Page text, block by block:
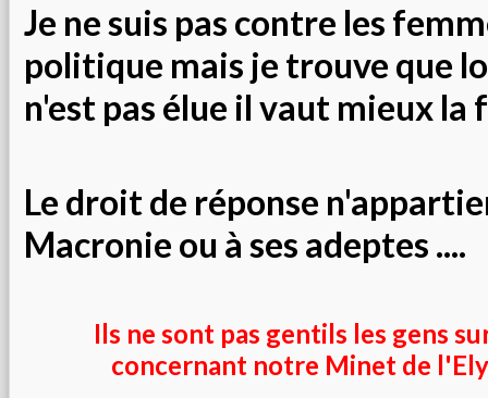
Je ne suis pas contre les
politique mais je trouve que
n'est pas élue il vaut mieux la
Le droit de réponse
Macronie ou à ses adeptes ....
Ils ne sont pas gentils les gens
concernant notre Minet de